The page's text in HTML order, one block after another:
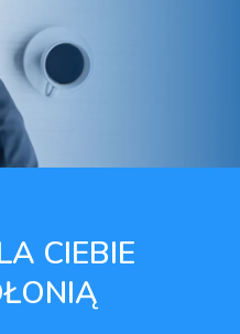
CIEBIE